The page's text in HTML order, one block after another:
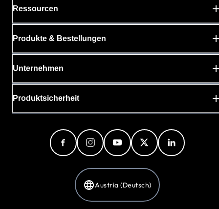
Ressourcen
Produkte & Bestellungen
Unternehmen
Produktsicherheit
Austria (Deutsch)